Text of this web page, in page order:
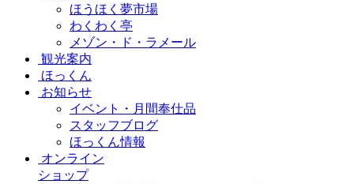
ほうほく夢市場
わくわく亭
メゾン・ド・ラメール
観光案内
ほっくん
お知らせ
イベント・月間奉仕品
スタッフブログ
ほっくん情報
オンライン
ショップ